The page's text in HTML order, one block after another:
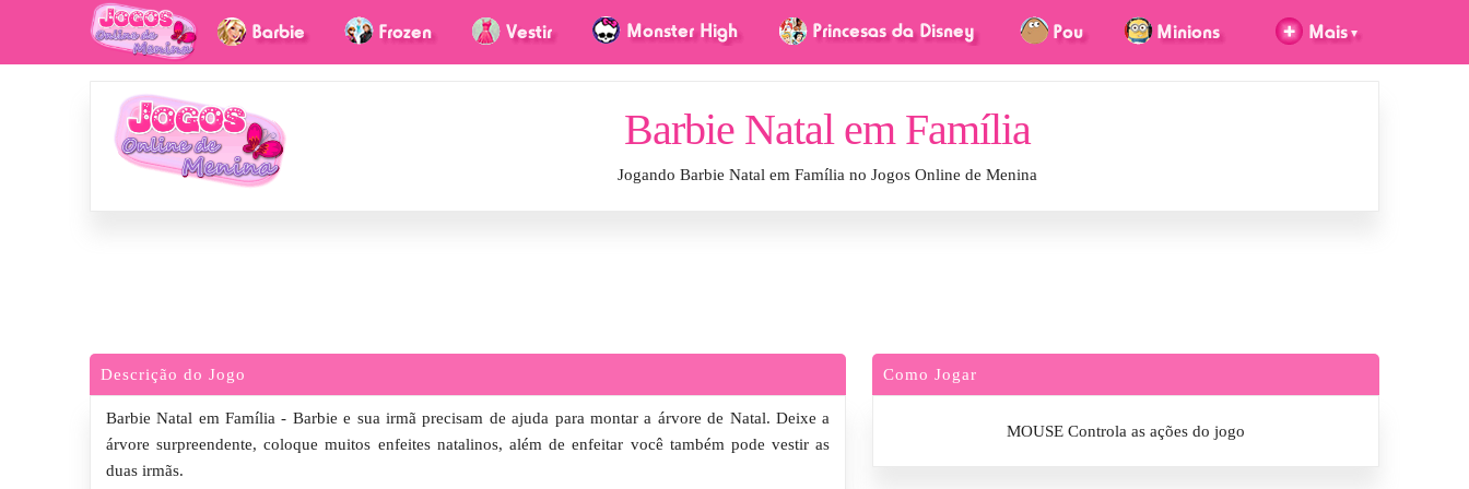
Barbie Natal em Família
Jogando Barbie Natal em Família no Jogos Online de Menina
Descrição do Jogo
Barbie Natal em Família - Barbie e sua irmã precisam de ajuda para montar a árvore de Natal. Deixe a
árvore surpreendente, coloque muitos enfeites natalinos, além de enfeitar você também pode vestir as
duas irmãs.
Como Jogar
MOUSE Controla as ações do jogo